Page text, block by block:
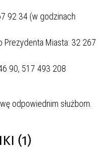
92 34 (w godzinach
Prezydenta Miasta: 32 267
90, 517 493 208
odpowiednim służbom.
(1)